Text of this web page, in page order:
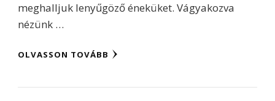
meghalljuk lenyűgöző éneküket. Vágyakozva
nézünk …
OLVASSON TOVÁBB